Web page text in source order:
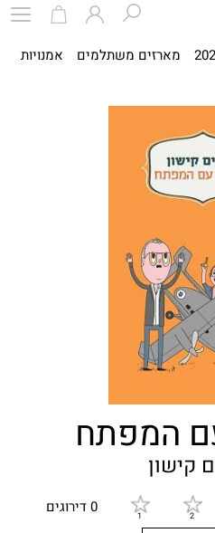
מארזים משתלמים אמנויות
המפתח
קישון
0 דירוגים